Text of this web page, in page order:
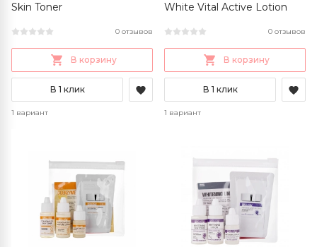
Skin Toner
0 отзывов
В корзину
В 1 клик
1 вариант
White Vital Active Lotion
0 отзывов
В корзину
В 1 клик
1 вариант